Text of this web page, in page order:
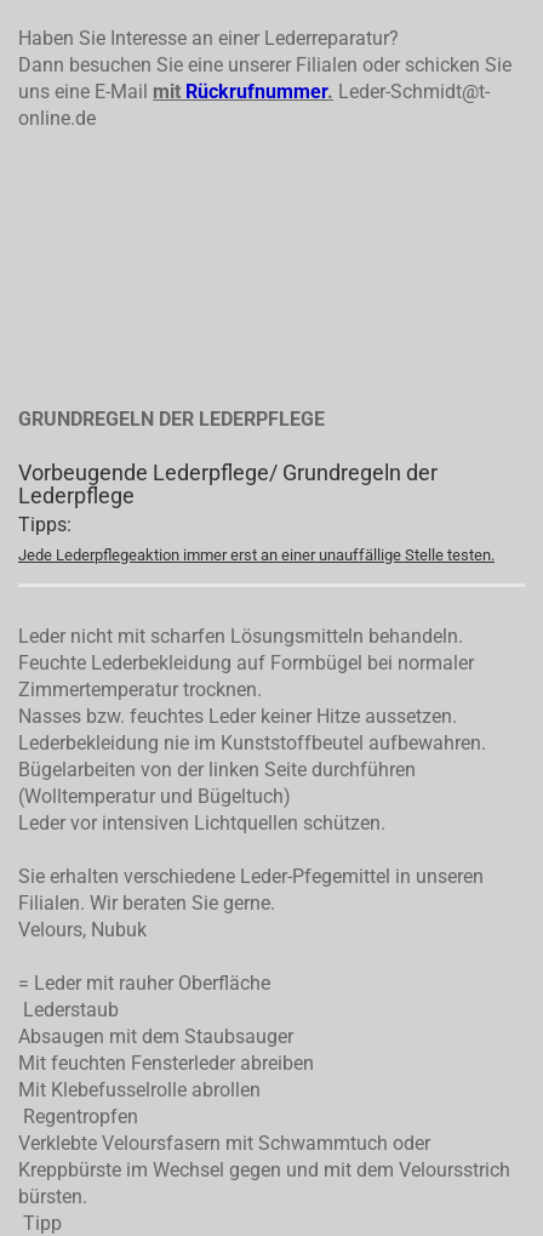
Haben Sie Interesse an einer Lederreparatur?
Dann besuchen Sie eine unserer Filialen oder schicken Sie
uns eine E-Mail mit Rückrufnummer. Leder-Schmidt@t-
online.de
GRUNDREGELN DER LEDERPFLEGE
Vorbeugende Lederpflege/ Grundregeln der
Lederpflege
Tipps:
Jede Lederpflegeaktion immer erst an einer unauffällige Stelle testen.
Leder nicht mit scharfen Lösungsmitteln behandeln.
Feuchte Lederbekleidung auf Formbügel bei normaler
Zimmertemperatur trocknen.
Nasses bzw. feuchtes Leder keiner Hitze aussetzen.
Lederbekleidung nie im Kunststoffbeutel aufbewahren.
Bügelarbeiten von der linken Seite durchführen
(Wolltemperatur und Bügeltuch)
Leder vor intensiven Lichtquellen schützen.
Sie erhalten verschiedene Leder-Pfegemittel in unseren
Filialen. Wir beraten Sie gerne.
Velours, Nubuk
= Leder mit rauher Oberfläche
Lederstaub
Absaugen mit dem Staubsauger
Mit feuchten Fensterleder abreiben
Mit Klebefusselrolle abrollen
Regentropfen
Verklebte Veloursfasern mit Schwammtuch oder
Kreppbürste im Wechsel gegen und mit dem Veloursstrich
bürsten.
Tipp